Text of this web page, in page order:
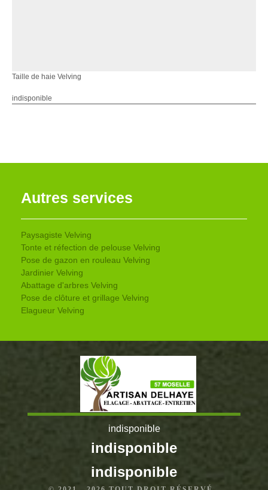
Taille de haie Velving
indisponible
Autres services
Paysagiste Velving
Tonte et réfection de pelouse Velving
Pose de gazon en rouleau Velving
Jardinier Velving
Abattage d'arbres Velving
Pose de clôture et grillage Velving
Elagueur Velving
indisponible
indisponible
indisponible